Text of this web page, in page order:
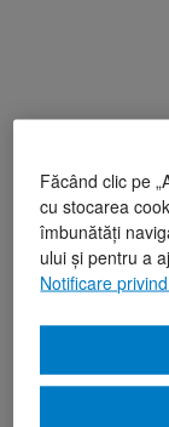
Făcând clic pe
cu stocarea
îmbunătăți
ului și pentru a
Notificare